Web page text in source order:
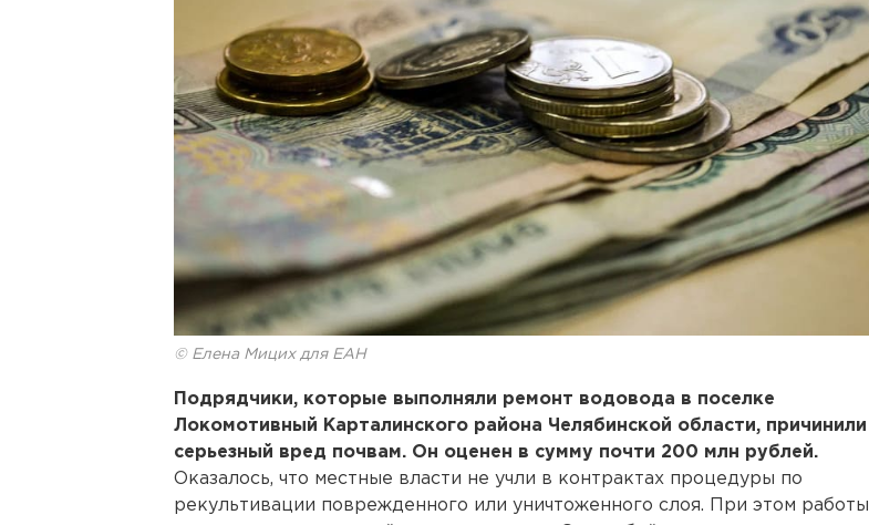
© Елена Мицих для ЕАН
Подрядчики, которые выполняли ремонт водовода в поселке
Локомотивный Карталинского района Челябинской области, причинили
серьезный вред почвам. Он оценен в сумму почти 200 млн рублей.
Оказалось, что местные власти не учли в контрактах процедуры по
рекультивации поврежденного или уничтоженного слоя. При этом работы